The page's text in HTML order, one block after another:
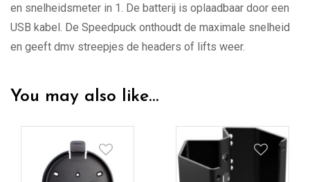
en snelheidsmeter in 1. De batterij is oplaadbaar door een
USB kabel. De Speedpuck onthoudt de maximale snelheid
en geeft dmv streepjes de headers of lifts weer.
You may also like…